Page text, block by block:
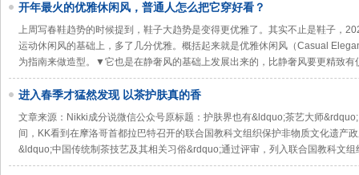
开年最火的优雅休闲风，普通人怎么把它穿好看？
上周写春鞋趋势的时候提到，鞋子大趋势是变得更优雅了。其实不止是鞋子，
运动休闲风的基础上，多了几分优雅。概括起来就是优雅休闲风（Casual
为指南来做造型。▼它也是在静奢风的基础上发展出来的，比静奢风要更精致有
进入春季才猛然发现 以茶护肤真的香
文章来源：Nikki成分说微信公众号原标题：护肤界也有&ldquo;茶艺大师
间，KK看到在摩洛哥首都拉巴特召开的联合国教科文组织保护非物质文化遗产
&ldquo;中国传统制茶技艺及其相关习俗&rdquo;通过评审，列入联合国教科文组